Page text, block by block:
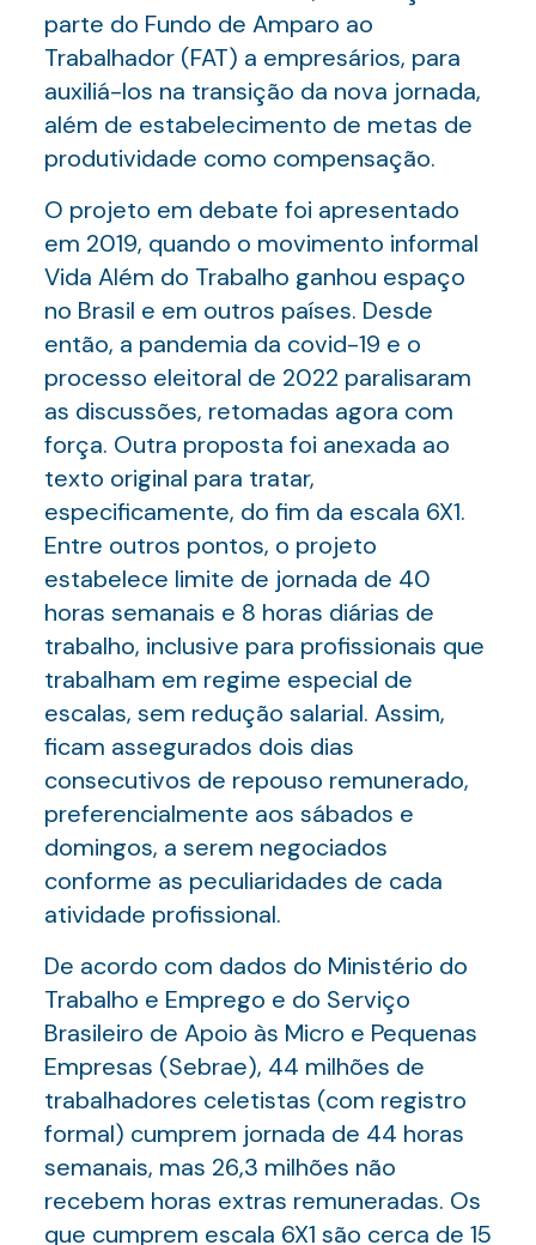
parte do Fundo de Amparo ao
Trabalhador (FAT) a empresários, para
auxiliá-los na transição da nova jornada,
além de estabelecimento de metas de
produtividade como compensação.
O projeto em debate foi apresentado
em 2019, quando o movimento informal
Vida Além do Trabalho ganhou espaço
no Brasil e em outros países. Desde
então, a pandemia da covid-19 e o
processo eleitoral de 2022 paralisaram
as discussões, retomadas agora com
força. Outra proposta foi anexada ao
texto original para tratar,
especificamente, do fim da escala 6X1.
Entre outros pontos, o projeto
estabelece limite de jornada de 40
horas semanais e 8 horas diárias de
trabalho, inclusive para profissionais que
trabalham em regime especial de
escalas, sem redução salarial. Assim,
ficam assegurados dois dias
consecutivos de repouso remunerado,
preferencialmente aos sábados e
domingos, a serem negociados
conforme as peculiaridades de cada
atividade profissional.
De acordo com dados do Ministério do
Trabalho e Emprego e do Serviço
Brasileiro de Apoio às Micro e Pequenas
Empresas (Sebrae), 44 milhões de
trabalhadores celetistas (com registro
formal) cumprem jornada de 44 horas
semanais, mas 26,3 milhões não
recebem horas extras remuneradas. Os
que cumprem escala 6X1 são cerca de 15